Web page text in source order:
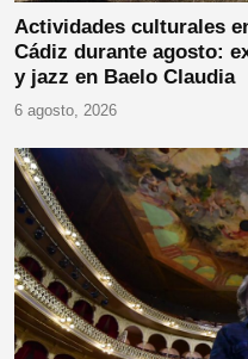
Actividades culturales
Cádiz durante agosto:
y jazz en Baelo Claudia
6 agosto, 2026